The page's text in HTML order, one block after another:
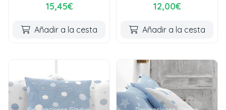
15,45€
Añadir a la cesta
12,00€
Añadir a la cesta